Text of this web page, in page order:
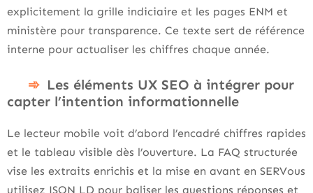
explicitement la grille indiciaire et les pages ENM et
ministère pour transparence. Ce texte sert de référence
interne pour actualiser les chiffres chaque année.
Les éléments UX SEO à intégrer pour
capter l’intention informationnelle
Le lecteur mobile voit d’abord l’encadré chiffres rapides
et le tableau visible dès l’ouverture. La FAQ structurée
vise les extraits enrichis et la mise en avant en SERVous
utilisez JSON LD pour baliser les questions réponses et